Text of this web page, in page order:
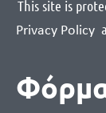
This site is
Privacy Policy
Φόρμα